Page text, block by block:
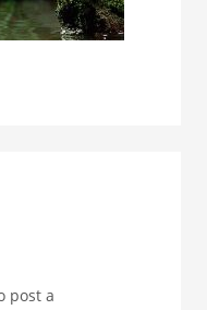
post a